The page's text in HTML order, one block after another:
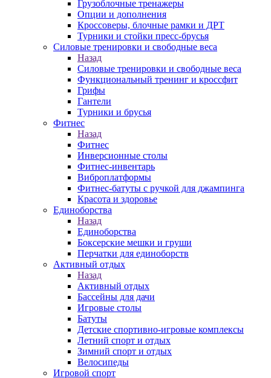
Грузоблочные тренажеры
Опции и дополнения
Кроссоверы, блочные рамки и ДРТ
Турники и стойки пресс-брусья
Силовые тренировки и свободные веса
Назад
Силовые тренировки и свободные веса
Функциональный тренинг и кроссфит
Грифы
Гантели
Турники и брусья
Фитнес
Назад
Фитнес
Инверсионные столы
Фитнес-инвентарь
Виброплатформы
Фитнес-батуты с ручкой для джампинга
Красота и здоровье
Единоборства
Назад
Единоборства
Боксерские мешки и груши
Перчатки для единоборств
Активный отдых
Назад
Активный отдых
Бассейны для дачи
Игровые столы
Батуты
Детские спортивно-игровые комплексы
Летний спорт и отдых
Зимний спорт и отдых
Велосипеды
Игровой спорт